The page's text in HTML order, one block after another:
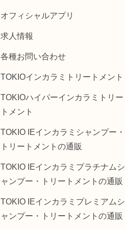
オフィシャルアプリ
求人情報
各種お問い合わせ
TOKIOインカラミトリートメント
TOKIOハイパーインカラミトリー
トメント
TOKIO IEインカラミシャンプー・
トリートメントの通販
TOKIO IEインカラミプラチナムシ
ャンプー・トリートメントの通販
TOKIO IEインカラミプレミアムシ
ャンプー・トリートメントの通販